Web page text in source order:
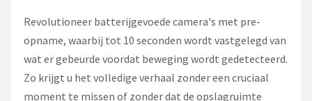
Revolutioneer batterijgevoede camera's met pre-
opname, waarbij tot 10 seconden wordt vastgelegd van
wat er gebeurde voordat beweging wordt gedetecteerd.
Zo krijgt u het volledige verhaal zonder een cruciaal
moment te missen of zonder dat de opslagruimte